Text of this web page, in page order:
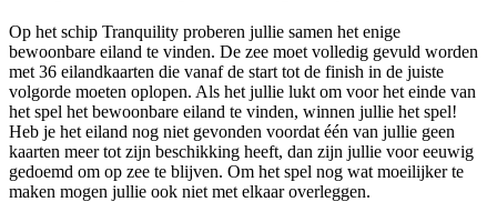
Op het schip Tranquility proberen jullie samen het enige
bewoonbare eiland te vinden. De zee moet volledig gevuld worden
met 36 eilandkaarten die vanaf de start tot de finish in de juiste
volgorde moeten oplopen. Als het jullie lukt om voor het einde van
het spel het bewoonbare eiland te vinden, winnen jullie het spel!
Heb je het eiland nog niet gevonden voordat één van jullie geen
kaarten meer tot zijn beschikking heeft, dan zijn jullie voor eeuwig
gedoemd om op zee te blijven. Om het spel nog wat moeilijker te
maken mogen jullie ook niet met elkaar overleggen.